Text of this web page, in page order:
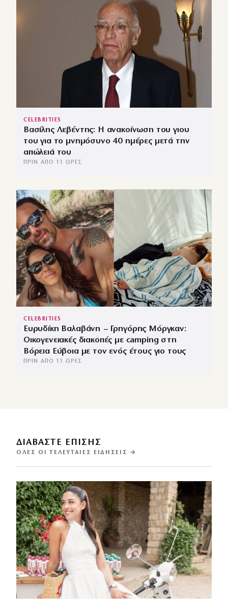
CELEBRITIES
Βασίλης Λεβέντης: Η ανακοίνωση του γιου
του για το μνημόσυνο 40 ημέρες μετά την
απώλειά του
ΠΡΙΝ ΑΠΌ 11 ΏΡΕΣ
CELEBRITIES
Ευρυδίκη Βαλαβάνη – Γρηγόρης Μόργκαν:
Οικογενειακές διακοπές με camping στη
Βόρεια Εύβοια με τον ενός έτους γιο τους
ΠΡΙΝ ΑΠΌ 11 ΏΡΕΣ
ΔΙΑΒΑΣΤΕ ΕΠΙΣΗΣ
ΌΛΕΣ ΟΙ ΤΕΛΕΥΤΑΊΕΣ ΕΙΔΉΣΕΙΣ →